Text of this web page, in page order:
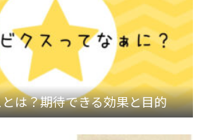
は？期待できる効果と目的